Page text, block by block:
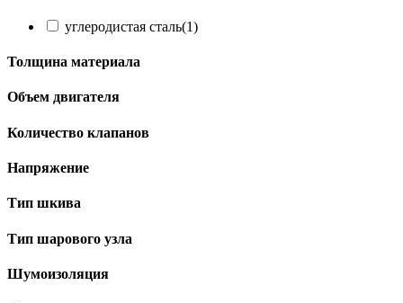
углеродистая сталь(1)
Толщина материала
Объем двигателя
Количество клапанов
Напряжение
Тип шкива
Тип шарового узла
Шумоизоляция